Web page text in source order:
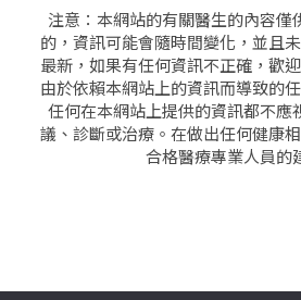
注意：本網站的有關醫生的內容僅
的，資訊可能會隨時間變化，並且
最新，如果有任何資訊不正確，歡
由於依賴本網站上的資訊而導致的
任何在本網站上提供的資訊都不應
議、診斷或治療。在做出任何健康
合格醫療專業人員的